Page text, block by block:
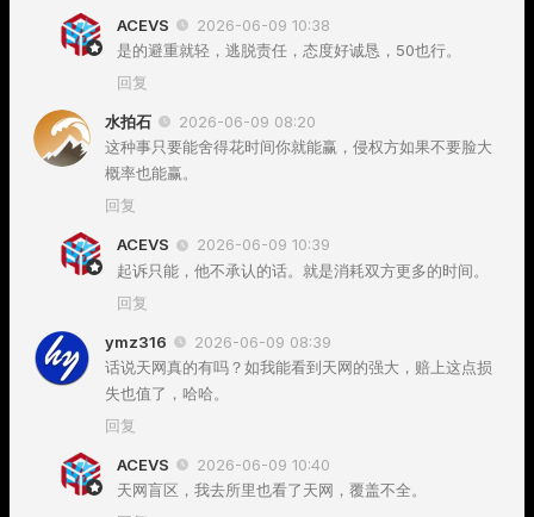
ACEVS
2026-06-09 10:38
是的避重就轻，逃脱责任，态度好诚恳，50也行。
回复
水拍石
2026-06-09 08:20
这种事只要能舍得花时间你就能赢，侵权方如果不要脸大
概率也能赢。
回复
ACEVS
2026-06-09 10:39
起诉只能，他不承认的话。就是消耗双方更多的时间。
回复
ymz316
2026-06-09 08:39
话说天网真的有吗？如我能看到天网的强大，赔上这点损
失也值了，哈哈。
回复
ACEVS
2026-06-09 10:40
天网盲区，我去所里也看了天网，覆盖不全。